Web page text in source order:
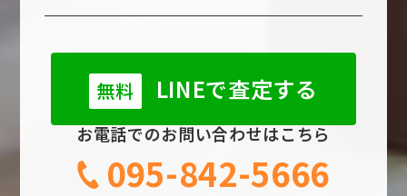
無料 LINEで査定する
お電話でのお問い合わせはこちら
095-842-5666